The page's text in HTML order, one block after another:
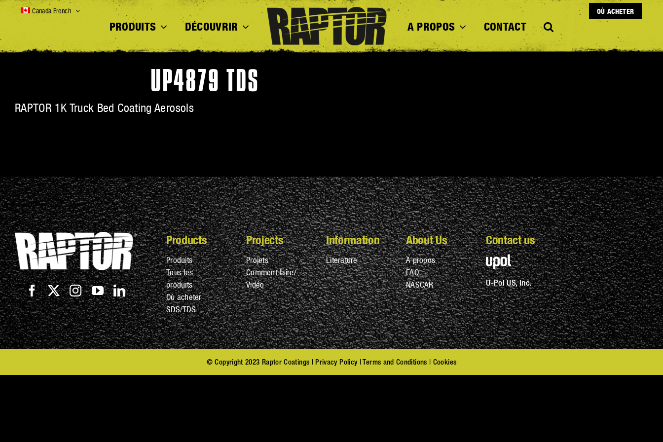
Skip
content
Canada French OÙ ACHETER
PRODUITS DÉCOUVRIR A PROPOS CONTACT
UP4879 TDS
RAPTOR 1K Truck Bed Coating Aerosols
Products
Produits
Tous les
produits
Où acheter
SDS/TDS
Projects
Projets
Comment faire/
Vidéo
Information
Literature
About Us
A propos
FAQ
NASCAR
Contact us
U-Pol US, Inc.
© Copyright 2023 Raptor Coatings |Privacy Policy|Terms and Conditions | Cookies